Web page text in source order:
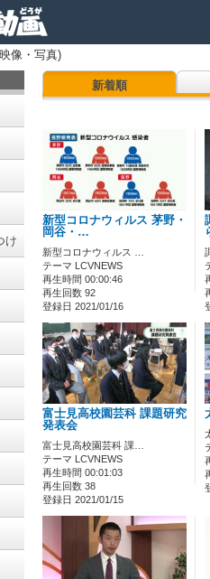
像・写真)
け
新着順
新型コロナウィルス 茅野・
岡谷・…
新型コロナウィルス …
テーマ LCVNEWS
再生時間 00:00:46
再生回数 92
登録日 2021/01/16
富士見高校園芸科 課題研究
発表会
富士見高校園芸科 課…
テーマ LCVNEWS
再生時間 00:01:03
再生回数 38
登録日 2021/01/15